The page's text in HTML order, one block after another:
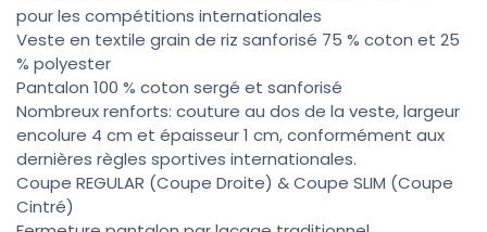
pour les compétitions internationales
Veste en textile grain de riz sanforisé 75 % coton et 25
% polyester
Pantalon 100 % coton sergé et sanforisé
Nombreux renforts: couture au dos de la veste, largeur
encolure 4 cm et épaisseur 1 cm, conformément aux
dernières règles sportives internationales.
Coupe REGULAR (Coupe Droite) & Coupe SLIM (Coupe
Cintré)